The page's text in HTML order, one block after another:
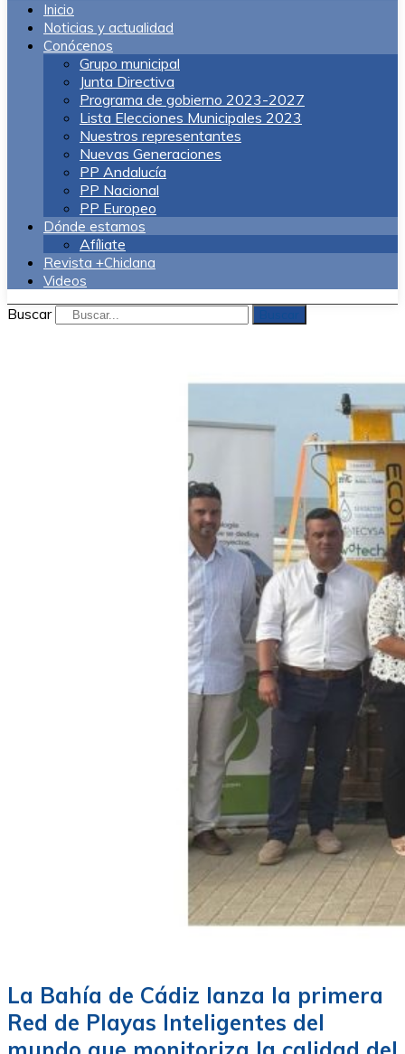
Inicio
Noticias y actualidad
Conócenos
Grupo municipal
Junta Directiva
Programa de gobierno 2023-2027
Lista Elecciones Municipales 2023
Nuestros representantes
Nuevas Generaciones
PP Andalucía
PP Nacional
PP Europeo
Dónde estamos
Afíliate
Revista +Chiclana
Videos
Buscar
La Bahía de Cádiz lanza la primera
Red de Playas Inteligentes del